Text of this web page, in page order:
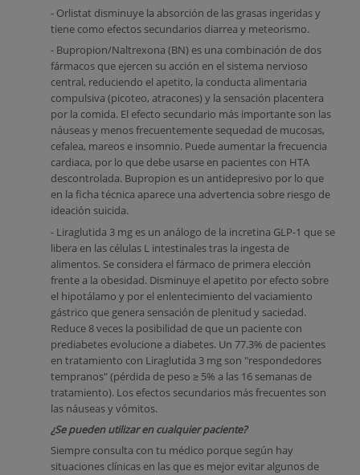
- Orlistat disminuye la absorción de las grasas ingeridas y
tiene como efectos secundarios diarrea y meteorismo.
- Bupropion/Naltrexona (BN) es una combinación de dos
fármacos que ejercen su acción en el sistema nervioso
central, reduciendo el apetito, la conducta alimentaria
compulsiva (picoteo, atracones) y la sensación placentera
por la comida. El efecto secundario más importante son las
náuseas y menos frecuentemente sequedad de mucosas,
cefalea, mareos e insomnio. Puede aumentar la frecuencia
cardiaca, por lo que debe usarse en pacientes con HTA
descontrolada. Bupropion es un antidepresivo por lo que
en la ficha técnica aparece una advertencia sobre riesgo de
ideación suicida.
- Liraglutida 3 mg es un análogo de la incretina GLP-1 que se
libera en las células L intestinales tras la ingesta de
alimentos. Se considera el fármaco de primera elección
frente a la obesidad. Disminuye el apetito por efecto sobre
el hipotálamo y por el enlentecimiento del vaciamiento
gástrico que genera sensación de plenitud y saciedad.
Reduce 8 veces la posibilidad de que un paciente con
prediabetes evolucione a diabetes. Un 77.3% de pacientes
en tratamiento con Liraglutida 3 mg son "respondedores
tempranos" (pérdida de peso ≥ 5% a las 16 semanas de
tratamiento). Los efectos secundarios más frecuentes son
las náuseas y vómitos.
¿Se pueden utilizar en cualquier paciente?
Siempre consulta con tu médico porque según hay
situaciones clínicas en las que es mejor evitar algunos de